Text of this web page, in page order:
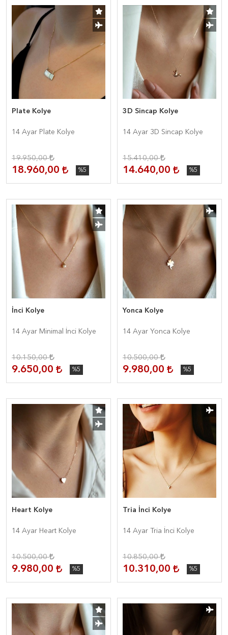
Plate Kolye
14 Ayar Plate Kolye
19.950,00
18.960,00 %5
3D Sincap Kolye
14 Ayar 3D Sincap Kolye
15.410,00
14.640,00 %5
İnci Kolye
14 Ayar Minimal İnci Kolye
10.150,00
9.650,00 %5
Yonca Kolye
14 Ayar Yonca Kolye
10.500,00
9.980,00 %5
Heart Kolye
14 Ayar Heart Kolye
10.500,00
9.980,00 %5
Tria İnci Kolye
14 Ayar Tria İnci Kolye
10.850,00
10.310,00 %5